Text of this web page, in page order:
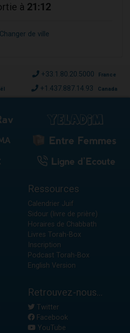
à 21:12
de ville
+33.1.80.20.5000 France
+1.437.887.14.93 Canada
Ressources
Calendrier Juif
Sidour (livre de prière)
Horaires de Chabbath
Livres Torah-Box
Inscription
Podcast Torah-Box
English Version
Retrouvez-nous...
Twitter
Facebook
YouTube